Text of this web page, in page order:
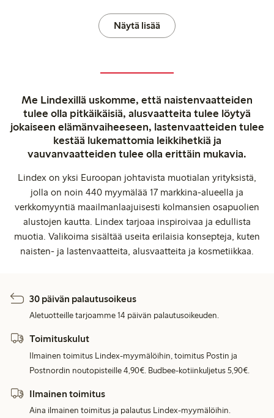
Näytä lisää
Me Lindexillä uskomme, että naistenvaatteiden
tulee olla pitkäikäisiä, alusvaatteita tulee löytyä
jokaiseen elämänvaiheeseen, lastenvaatteiden tulee
kestää lukemattomia leikkihetkiä ja
vauvanvaatteiden tulee olla erittäin mukavia.
Lindex on yksi Euroopan johtavista muotialan yrityksistä,
jolla on noin 440 myymälää 17 markkina-alueella ja
verkkomyyntiä maailmanlaajuisesti kolmansien osapuolien
alustojen kautta. Lindex tarjoaa inspiroivaa ja edullista
muotia. Valikoima sisältää useita erilaisia konsepteja, kuten
naisten- ja lastenvaatteita, alusvaatteita ja kosmetiikkaa.
30 päivän palautusoikeus
Aletuotteille tarjoamme 14 päivän palautusoikeuden.
Toimituskulut
Ilmainen toimitus Lindex-myymälöihin, toimitus Postin ja
Postnordin noutopisteille 4,90€. Budbee-kotiinkuljetus 5,90€.
Ilmainen toimitus
Aina ilmainen toimitus ja palautus Lindex-myymälöihin.